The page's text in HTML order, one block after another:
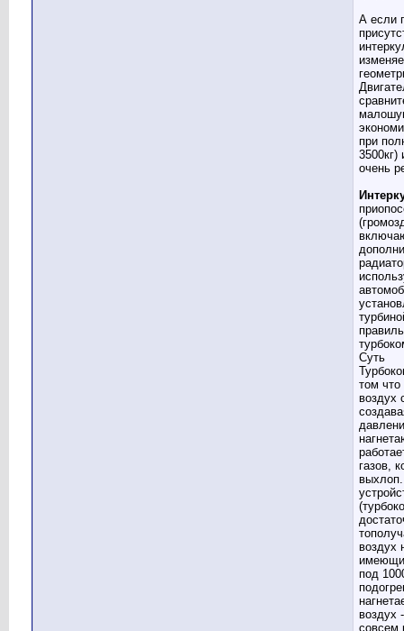
А если
при
3500кг)
очень
Суть
том что
воздух
газов,
воздух
под
воздух
совсем